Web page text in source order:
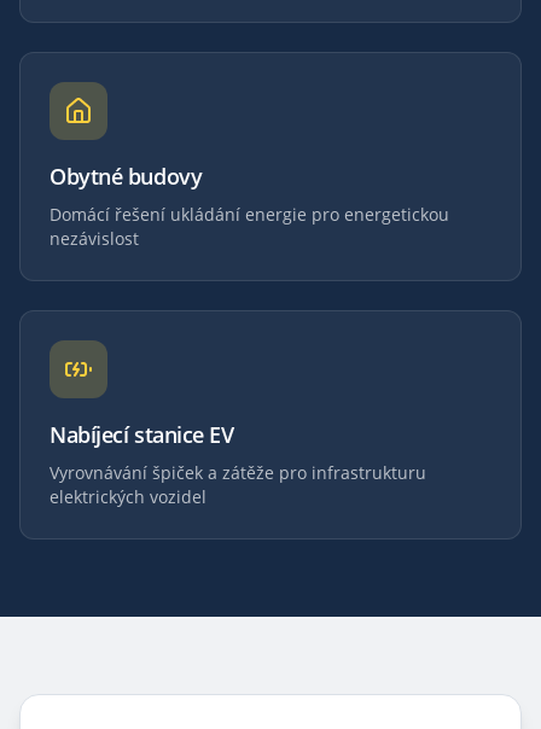
Obytné budovy
Domácí řešení ukládání energie pro energetickou
nezávislost
Nabíjecí stanice EV
Vyrovnávání špiček a zátěže pro infrastrukturu
elektrických vozidel